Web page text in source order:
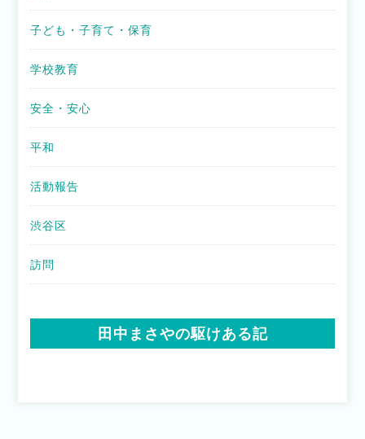
子ども・子育て・保育
学校教育
安全・安心
平和
活動報告
渋谷区
訪問
田中まさやの駆けある記